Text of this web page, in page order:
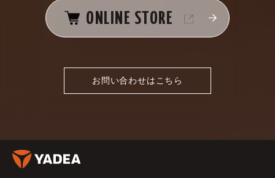
ONLINE STORE
お問い合わせはこちら